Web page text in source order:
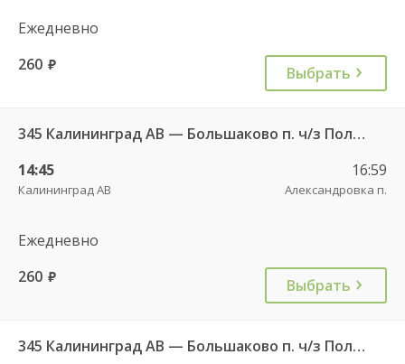
Ежедневно
260 руб. Выбрать
345 Калининград АВ — Большаково п. ч/з Полесск г.
14:45
Калининград АВ
16:59
Александровка п.
Ежедневно
260 руб. Выбрать
345 Калининград АВ — Большаково п. ч/з Полесск г.